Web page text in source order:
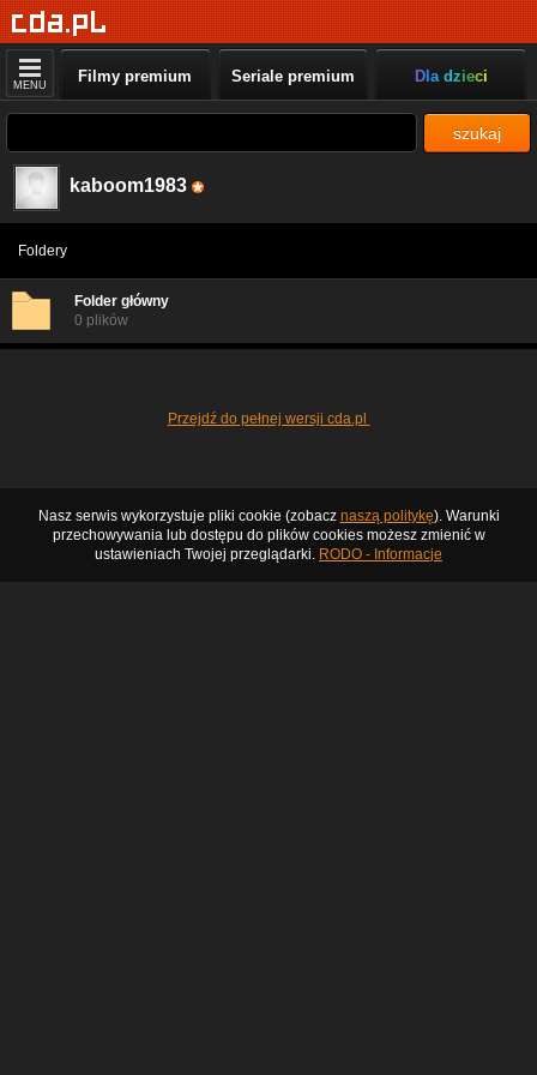
MENU Filmy premium Seriale premium Dla dzieci
szukaj
kaboom1983
Foldery
Folder główny
0 plików
Przejdź do pełnej wersji cda.pl
Nasz serwis wykorzystuje pliki cookie (zobacz naszą politykę). Warunki
przechowywania lub dostępu do plików cookies możesz zmienić w
ustawieniach Twojej przeglądarki. RODO - Informacje